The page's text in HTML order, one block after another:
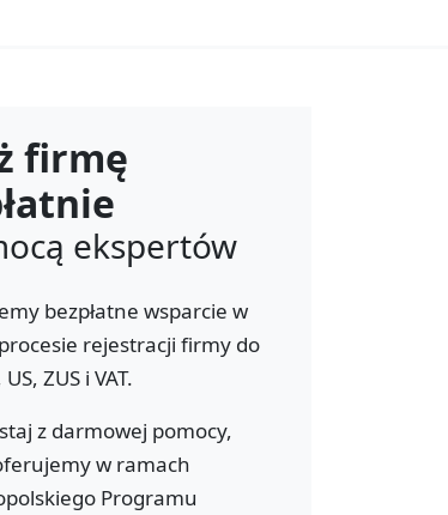
firmę
ekspertów
bezpłatne wsparcie w
rejestracji firmy do
ZUS i VAT.
z darmowej pomocy,
w ramach
Programu